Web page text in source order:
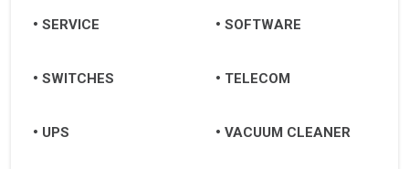
SERVICE SOFTWARE
SWITCHES TELECOM
UPS VACUUM CLEANER